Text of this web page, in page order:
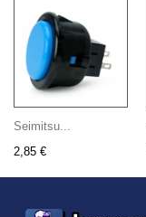
Seimitsu...
2,85 €